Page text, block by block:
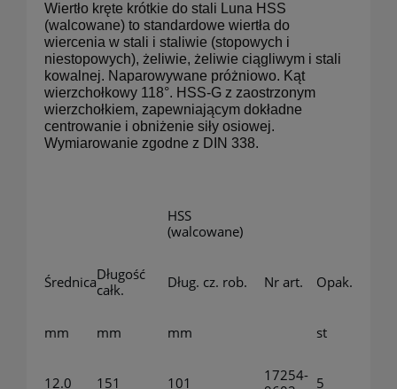
Wiertło kręte krótkie do stali Luna HSS
(walcowane) to standardowe wiertła do
wiercenia w stali i staliwie (stopowych i
niestopowych), żeliwie, żeliwie ciągliwym i stali
kowalnej. Naparowywane próżniowo. Kąt
wierzchołkowy 118°. HSS-G z zaostrzonym
wierzchołkiem, zapewniającym dokładne
centrowanie i obniżenie siły osiowej.
Wymiarowanie zgodne z DIN 338.
HSS
(walcowane)
ŚrednicaDługość
całk.
Dług. cz. rob. Nr art. Opak.
mm mm mm st
12.0 151 101
17254- 5